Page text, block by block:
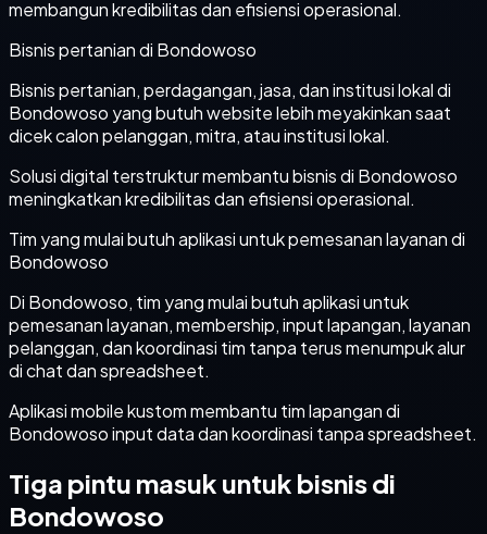
membangun kredibilitas dan efisiensi operasional.
Bisnis pertanian di Bondowoso
Bisnis pertanian, perdagangan, jasa, dan institusi lokal di
Bondowoso yang butuh website lebih meyakinkan saat
dicek calon pelanggan, mitra, atau institusi lokal.
Solusi digital terstruktur membantu bisnis di Bondowoso
meningkatkan kredibilitas dan efisiensi operasional.
Tim yang mulai butuh aplikasi untuk pemesanan layanan di
Bondowoso
Di Bondowoso, tim yang mulai butuh aplikasi untuk
pemesanan layanan, membership, input lapangan, layanan
pelanggan, dan koordinasi tim tanpa terus menumpuk alur
di chat dan spreadsheet.
Aplikasi mobile kustom membantu tim lapangan di
Bondowoso input data dan koordinasi tanpa spreadsheet.
Tiga pintu masuk untuk bisnis di
Bondowoso